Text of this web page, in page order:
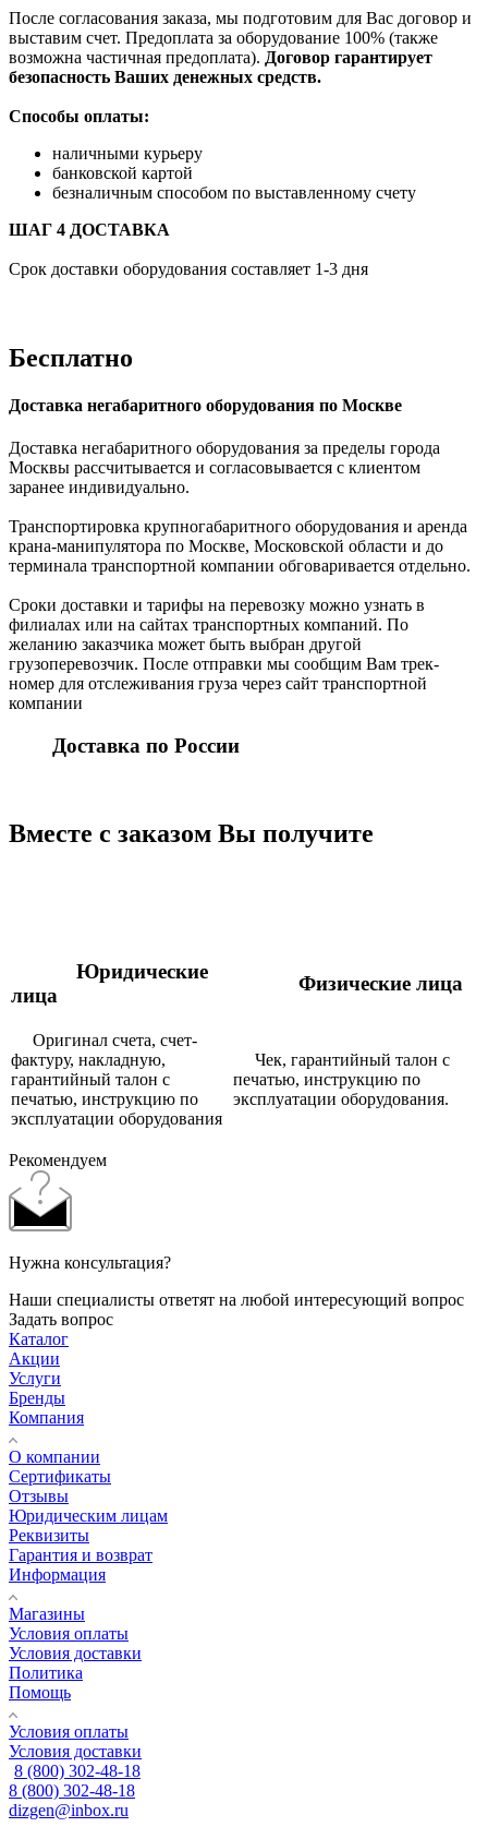
После согласования заказа, мы подготовим для Вас договор и
выставим счет. Предоплата за оборудование 100% (также
возможна частичная предоплата). Договор гарантирует
безопасность Ваших денежных средств.
Способы оплаты:
наличными курьеру
банковской картой
безналичным способом по выставленному счету
ШАГ 4 ДОСТАВКА
Срок доставки оборудования составляет 1-3 дня
Бесплатно
Доставка негабаритного оборудования по Москве
Доставка негабаритного оборудования за пределы города
Москвы рассчитывается и согласовывается с клиентом
заранее индивидуально.
Транспортировка крупногабаритного оборудования и аренда
крана-манипулятора по Москве, Московской области и до
терминала транспортной компании обговаривается отдельно.
Сроки доставки и тарифы на перевозку можно узнать в
филиалах или на сайтах транспортных компаний. По
желанию заказчика может быть выбран другой
грузоперевозчик. После отправки мы сообщим Вам трек-
номер для отслеживания груза через сайт транспортной
компании
Доставка по России
Вместе с заказом Вы получите
Юридические
лица
Физические лица
Оригинал счета, счет-
фактуру, накладную,
гарантийный талон с
печатью, инструкцию по
эксплуатации оборудования
Чек, гарантийный талон с
печатью, инструкцию по
эксплуатации оборудования.
Рекомендуем
Нужна консультация?
Наши специалисты ответят на любой интересующий вопрос
Задать вопрос
Каталог
Акции
Услуги
Бренды
Компания
О компании
Сертификаты
Отзывы
Юридическим лицам
Реквизиты
Гарантия и возврат
Информация
Магазины
Условия оплаты
Условия доставки
Политика
Помощь
Условия оплаты
Условия доставки
8 (800) 302-48-18
8 (800) 302-48-18
dizgen@inbox.ru